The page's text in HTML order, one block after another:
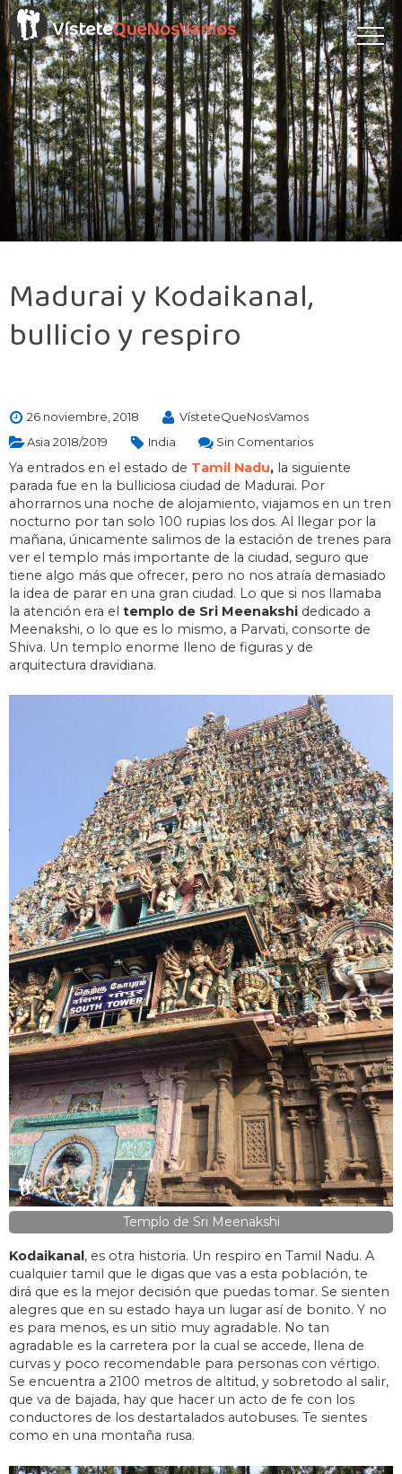
VísteteQueNosVamos
Madurai y Kodaikanal,
bullicio y respiro
26 noviembre, 2018
VísteteQueNosVamos
Asia 2018/2019
India Sin Comentarios
Ya entrados en el estado de Tamil Nadu, la siguiente
parada fue en la bulliciosa ciudad de Madurai. Por
ahorrarnos una noche de alojamiento, viajamos en un tren
nocturno por tan solo 100 rupias los dos. Al llegar por la
mañana, únicamente salimos de la estación de trenes para
ver el templo más importante de la ciudad, seguro que
tiene algo más que ofrecer, pero no nos atraía demasiado
la idea de parar en una gran ciudad. Lo que si nos llamaba
la atención era el templo de Sri Meenakshi dedicado a
Meenakshi, o lo que es lo mismo, a Parvati, consorte de
Shiva. Un templo enorme lleno de figuras y de
arquitectura dravidiana.
Templo de Sri Meenakshi
Kodaikanal , es otra historia. Un respiro en Tamil Nadu. A
cualquier tamil que le digas que vas a esta población, te
dirá que es la mejor decisión que puedas tomar. Se sienten
alegres que en su estado haya un lugar así de bonito. Y no
es para menos, es un sitio muy agradable. No tan
agradable es la carretera por la cual se accede, llena de
curvas y poco recomendable para personas con vértigo.
Se encuentra a 2100 metros de altitud, y sobretodo al salir,
que va de bajada, hay que hacer un acto de fe con los
conductores de los destartalados autobuses. Te sientes
como en una montaña rusa.